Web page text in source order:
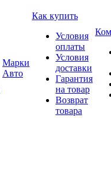
Марки
Авто
Как купить
Условия
оплаты
Условия
доставки
Гарантия
на товар
Возврат
товара